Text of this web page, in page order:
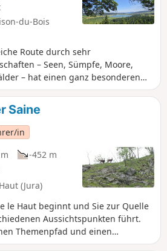
du-Bois
Route durch sehr
– Seen, Sümpfe, Moore,
– hat einen ganz besonderen
der Aussichtspunkt Belvédère des
Blick auf das
Remoray und seine
Saine
in
-452 m
(Jura)
le Haut beginnt und Sie zur Quelle
Aussichtspunkten führt.
Themenpfad und einen